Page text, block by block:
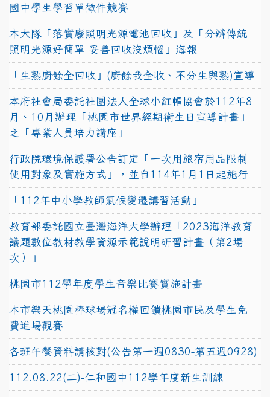
國中學生學習單徵件競賽
本大隊「落實廢照明光源電池回收」及「分辨傳統
照明光源好簡單 妥善回收沒煩惱」海報
「生熟廚餘全回收」(廚餘我全收、不分生與熟)宣導
本府社會局委託社團法人全球小紅帽協會於112年8
月、10月辦理「桃園市世界經期衛生日宣導計畫」
之「專業人員培力講座」
行政院環境保護署公告訂定「一次用旅宿用品限制
使用對象及實施方式」，並自114年1月1日起施行
「112年中小學教師氣候變遷講習活動」
教育部委託國立臺灣海洋大學辦理「2023海洋教育
議題數位教材教學資源示範說明研習計畫（第2場
次）」
桃園市112學年度學生音樂比賽實施計畫
本市樂天桃園棒球場冠名權回饋桃園市民及學生免
費進場觀賽
各班午餐資料請核對(公告第一週0830-第五週0928)
112.08.22(二)-仁和國中112學年度新生訓練